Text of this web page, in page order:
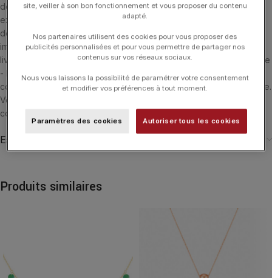
de 24 heures ouvrées après réception du paiement. Ils sont
expédiés via le transporteur le plus adéquate en fonction du lieu
de livraison. Si le produit n'est pas en stock il sera commandé
immédiatement et nous vous informerons dès sa réception. La
livraison est offerte dans les 3 pays suivants : Luxembourg - France
- Belgique. Si vous souhaitez être accueilli par l'un de nos
conseiller, vous pouvez choisir le retrait de vos achats en boutique.
Vous serez alors informé par e-mail ou téléphone que votre
commande est disponible.
Essayer ce produit dans notre boutique
Produits similaires
site, veiller à son bon fonctionnement et vous proposer du contenu
adapté.
Nos partenaires utilisent des cookies pour vous proposer des
publicités personnalisées et pour vous permettre de partager nos
contenus sur vos réseaux sociaux.
Nous vous laissons la possibilité de paramétrer votre consentement
et modifier vos préférences à tout moment.
Paramètres des cookies Autoriser tous les cookies